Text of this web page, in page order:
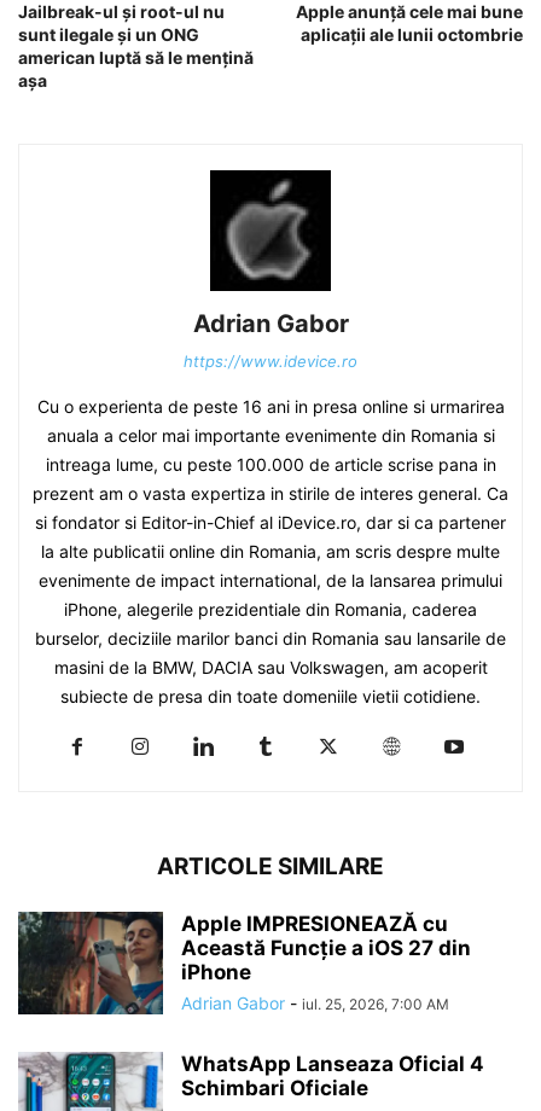
Jailbreak-ul și root-ul nu
sunt ilegale și un ONG
american luptă să le mențină
așa
Apple anunță cele mai bune
aplicații ale lunii octombrie
Adrian Gabor
https://www.idevice.ro
Cu o experienta de peste 16 ani in presa online si urmarirea
anuala a celor mai importante evenimente din Romania si
intreaga lume, cu peste 100.000 de article scrise pana in
prezent am o vasta expertiza in stirile de interes general. Ca
si fondator si Editor-in-Chief al iDevice.ro, dar si ca partener
la alte publicatii online din Romania, am scris despre multe
evenimente de impact international, de la lansarea primului
iPhone, alegerile prezidentiale din Romania, caderea
burselor, deciziile marilor banci din Romania sau lansarile de
masini de la BMW, DACIA sau Volkswagen, am acoperit
subiecte de presa din toate domeniile vietii cotidiene.
ARTICOLE SIMILARE
Apple IMPRESIONEAZĂ cu
Această Funcție a iOS 27 din
iPhone
Adrian Gabor - iul. 25, 2026, 7:00 AM
WhatsApp Lanseaza Oficial 4
Schimbari Oficiale